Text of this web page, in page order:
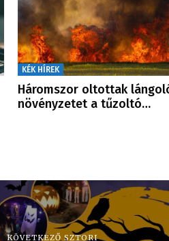
KÉK HÍREK
Háromszor oltottak
növényzetet a tűzoltó…
KÖVETKEZŐ SZTORI